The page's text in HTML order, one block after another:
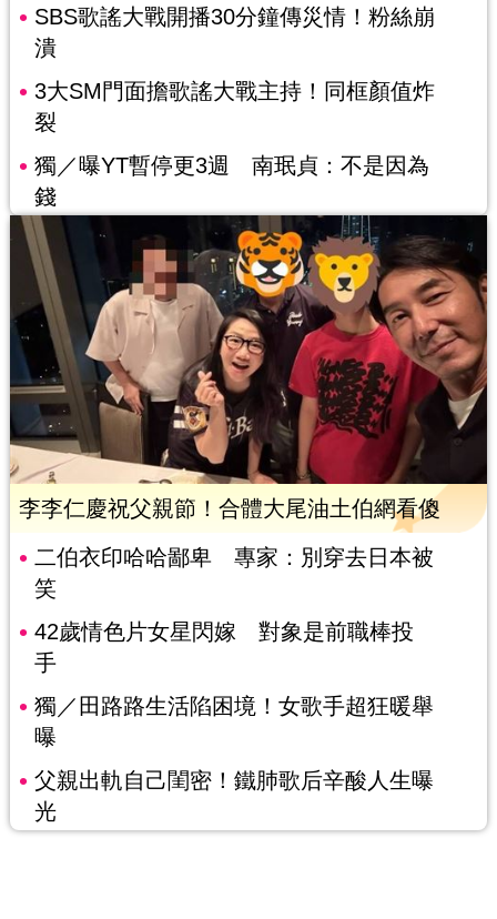
SBS歌謠大戰開播30分鐘傳災情！粉絲崩
潰
3大SM門面擔歌謠大戰主持！同框顏值炸
裂
獨／曝YT暫停更3週 南珉貞：不是因為
錢
李李仁慶祝父親節！合體大尾油土伯網看傻
二伯衣印哈哈鄙卑 專家：別穿去日本被
笑
42歲情色片女星閃嫁 對象是前職棒投
手
獨／田路路生活陷困境！女歌手超狂暖舉
曝
父親出軌自己閨密！鐵肺歌后辛酸人生曝
光